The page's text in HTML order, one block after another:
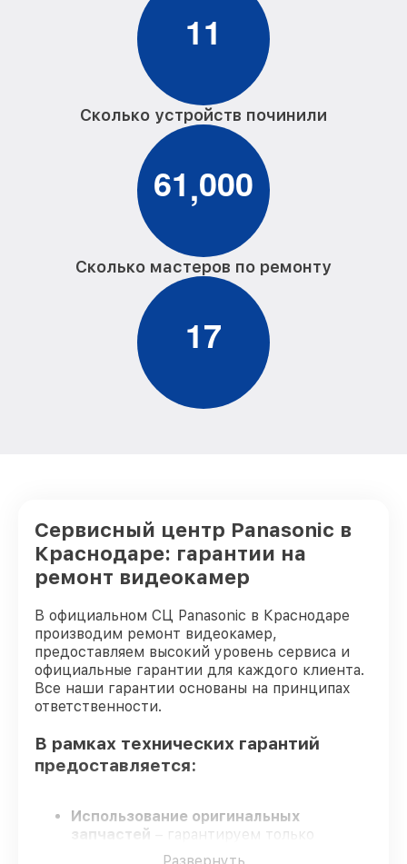
11
Сколько устройств починили
61,000
Сколько мастеров по ремонту
17
Сервисный центр Panasonic в
Краснодаре: гарантии на
ремонт видеокамер
В официальном СЦ Panasonic в Краснодаре
производим ремонт видеокамер,
предоставляем высокий уровень сервиса и
официальные гарантии для каждого клиента.
Все наши гарантии основаны на принципах
ответственности.
В рамках технических гарантий
предоставляется:
Использование оригинальных
запчастей – гарантируем только
подлинные детали для видеокамер.